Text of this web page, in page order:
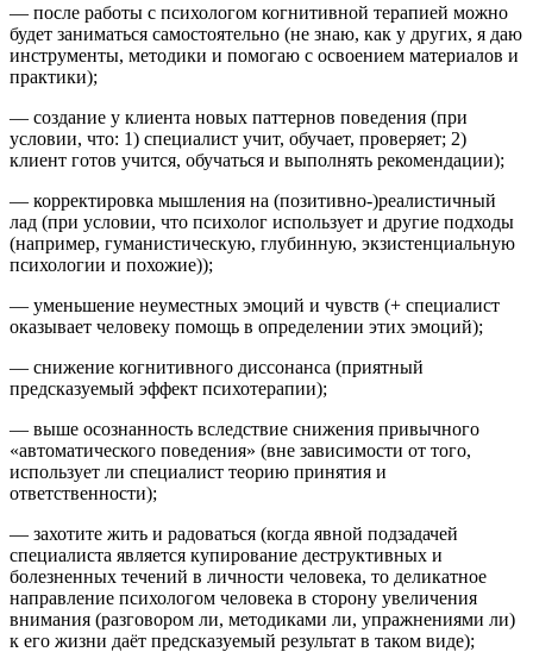
— после работы с психологом когнитивной терапией можно
будет заниматься самостоятельно (не знаю, как у других, я даю
инструменты, методики и помогаю с освоением материалов и
практики);
— создание у клиента новых паттернов поведения (при
условии, что: 1) специалист учит, обучает, проверяет; 2)
клиент готов учится, обучаться и выполнять рекомендации);
— корректировка мышления на (позитивно-)реалистичный
лад (при условии, что психолог использует и другие подходы
(например, гуманистическую, глубинную, экзистенциальную
психологии и похожие));
— уменьшение неуместных эмоций и чувств (+ специалист
оказывает человеку помощь в определении этих эмоций);
— снижение когнитивного диссонанса (приятный
предсказуемый эффект психотерапии);
— выше осознанность вследствие снижения привычного
«автоматического поведения» (вне зависимости от того,
использует ли специалист теорию принятия и
ответственности);
— захотите жить и радоваться (когда явной подзадачей
специалиста является купирование деструктивных и
болезненных течений в личности человека, то деликатное
направление психологом человека в сторону увеличения
внимания (разговором ли, методиками ли, упражнениями ли)
к его жизни даёт предсказуемый результат в таком виде);